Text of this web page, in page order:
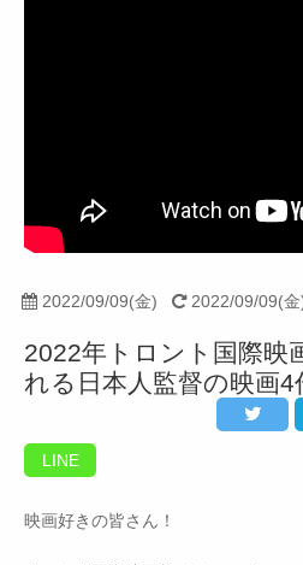
2022/09/09(金) 2022/09/09(金
2022年トロント国際映
れる日本人監督の映画4
LINE
映画好きの皆さん！